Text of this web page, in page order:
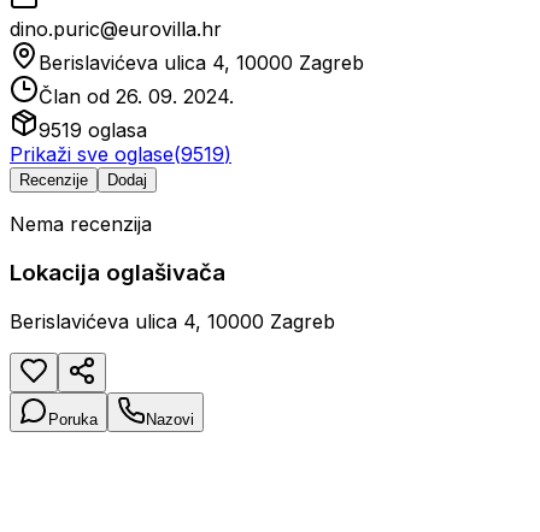
dino.puric@eurovilla.hr
Berislavićeva ulica 4, 10000 Zagreb
Član od 26. 09. 2024.
9519 oglasa
Prikaži sve oglase(9519)
Recenzije Dodaj
Nema recenzija
Lokacija oglašivača
Berislavićeva ulica 4, 10000 Zagreb
Poruka Nazovi